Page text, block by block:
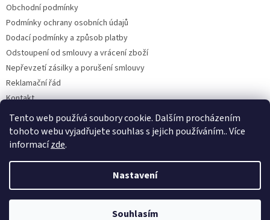
Tento web používá soubory cookie. Dalším procházením
tohoto webu vyjadřujete souhlas s jejich používáním.. Více
informacízde.
Nastavení
Souhlasím
Obchodní podmínky
Podmínky ochrany osobních údajů
Dodací podmínky a způsob platby
Odstoupení od smlouvy a vrácení zboží
Nepřevzetí zásilky a porušení smlouvy
Reklamační řád
Kontakt
Napište nám
Copyright 2026Dobirkov.cz. Všechna práva vyhrazena.Upravit
nastavení cookies